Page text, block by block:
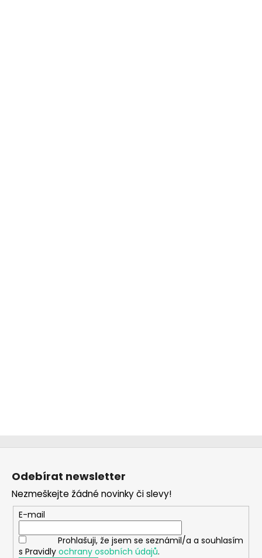
Z
Odebírat newsletter
Nezmeškejte žádné novinky či slevy!
E-mail
Prohlašuji, že jsem se seznámil/a a souhlasím
s Pravidly ochrany osobních údajů.